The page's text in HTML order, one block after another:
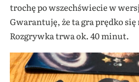
trochę po wszechświecie w
Gwarantuję, że ta gra prędko
Rozgrywka trwa ok. 40 minut.